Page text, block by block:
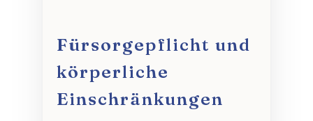
Fürsorgepflicht und
körperliche
Einschränkungen